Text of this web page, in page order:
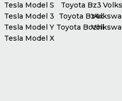
Tesla Model S
Tesla Model 3
Tesla Model Y
Tesla Model X
Toyota Bz3
Toyota Bz4x
Toyota Bozhi